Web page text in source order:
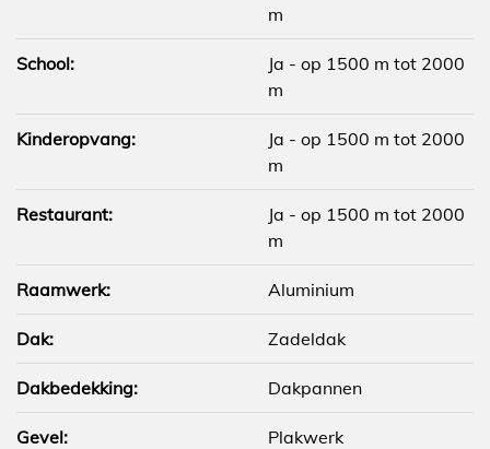
m
School:
Ja - op 1500 m tot 2000
m
Kinderopvang:
Ja - op 1500 m tot 2000
m
Restaurant:
Ja - op 1500 m tot 2000
m
Raamwerk: Aluminium
Dak: Zadeldak
Dakbedekking: Dakpannen
Gevel: Plakwerk